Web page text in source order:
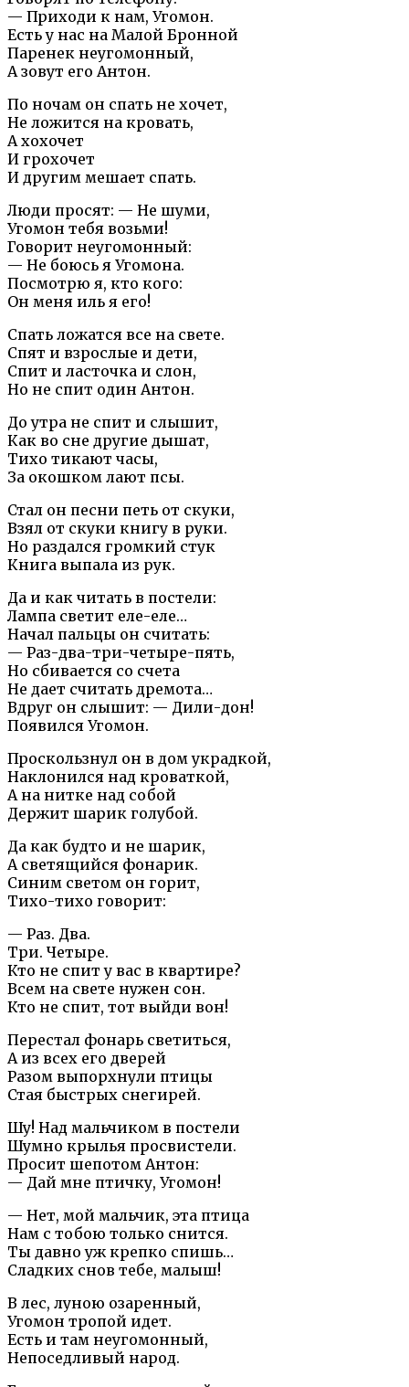
— Приходи к нам, Угомон.
Есть у нас на Малой Бронной
Паренек неугомонный,
А зовут его Антон.
По ночам он спать не хочет,
Не ложится на кровать,
А хохочет
И грохочет
И другим мешает спать.
Люди просят: — Не шуми,
Угомон тебя возьми!
Говорит неугомонный:
— Не боюсь я Угомона.
Посмотрю я, кто кого:
Он меня иль я его!
Спать ложатся все на свете.
Спят и взрослые и дети,
Спит и ласточка и слон,
Но не спит один Антон.
До утра не спит и слышит,
Как во сне другие дышат,
Тихо тикают часы,
За окошком лают псы.
Стал он песни петь от скуки,
Взял от скуки книгу в руки.
Но раздался громкий стук
Книга выпала из рук.
Да и как читать в постели:
Лампа светит еле-еле…
Начал пальцы он считать:
— Раз-два-три-четыре-пять,
Но сбивается со счета
Не дает считать дремота…
Вдруг он слышит: — Дили-дон!
Появился Угомон.
Проскользнул он в дом украдкой,
Наклонился над кроваткой,
А на нитке над собой
Держит шарик голубой.
Да как будто и не шарик,
А светящийся фонарик.
Синим светом он горит,
Тихо-тихо говорит:
— Раз. Два.
Три. Четыре.
Кто не спит у вас в квартире?
Всем на свете нужен сон.
Кто не спит, тот выйди вон!
Перестал фонарь светиться,
А из всех его дверей
Разом выпорхнули птицы
Стая быстрых снегирей.
Шу! Над мальчиком в постели
Шумно крылья просвистели.
Просит шепотом Антон:
— Дай мне птичку, Угомон!
— Нет, мой мальчик, эта птица
Нам с тобою только снится.
Ты давно уж крепко спишь…
Сладких снов тебе, малыш!
В лес, луною озаренный,
Угомон тропой идет.
Есть и там неугомонный,
Непоседливый народ.